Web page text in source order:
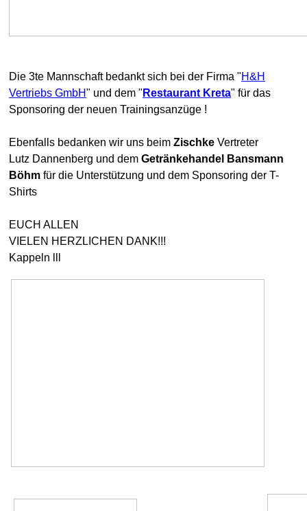
Die 3te Mannschaft bedankt sich bei der Firma "H&H
Vertriebs GmbH" und dem " Restaurant Kreta" für das
Sponsoring der neuen Trainingsanzüge !
Ebenfalls bedanken wir uns beim Zischke Vertreter
Lutz Dannenberg und dem Getränkehandel Bansmann
Böhm für die Unterstützung und dem Sponsoring der T-
Shirts
EUCH ALLEN
VIELEN HERZLICHEN DANK!!!
Kappeln lll